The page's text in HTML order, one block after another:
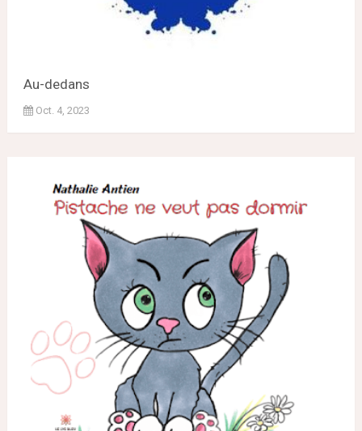
Au-dedans
Oct. 4, 2023